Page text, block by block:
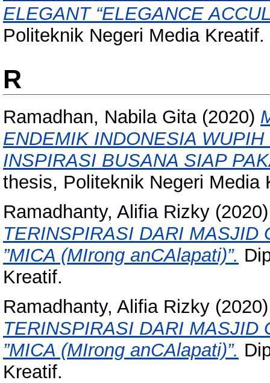
ELEGANT “ELEGANCE
Politeknik Negeri Media Kreatif.
R
Ramadhan, Nabila Gita(2020)
ENDEMIK INDONESIA
INSPIRASI BUSANA SIAP
thesis, Politeknik Negeri Media
Ramadhanty, Alifia Rizky
TERINSPIRASI DARI MASJID
”MICA (MIrong anCAlapati)”.
Kreatif.
Ramadhanty, Alifia Rizky
TERINSPIRASI DARI MASJID
”MICA (MIrong anCAlapati)”.
Kreatif.